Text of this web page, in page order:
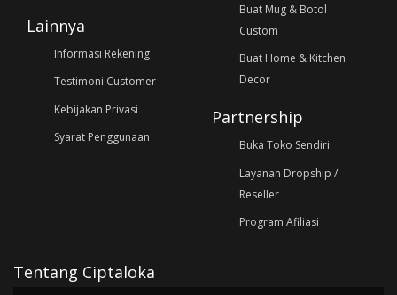
Lainnya
Informasi Rekening
Testimoni Customer
Kebijakan Privasi
Syarat Penggunaan
Buat Mug & Botol
Custom
Buat Home & Kitchen
Decor
Partnership
Buka Toko Sendiri
Layanan Dropship /
Reseller
Program Afiliasi
Tentang Ciptaloka